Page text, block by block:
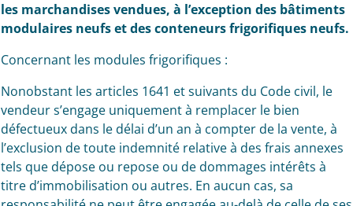
les marchandises vendues, à l’exception des bâtiments
modulaires neufs et des conteneurs frigorifiques neufs.
Concernant les modules frigorifiques :
Nonobstant les articles 1641 et suivants du Code civil, le
vendeur s’engage uniquement à remplacer le bien
défectueux dans le délai d’un an à compter de la vente, à
l’exclusion de toute indemnité relative à des frais annexes
tels que dépose ou repose ou de dommages intérêts à
titre d’immobilisation ou autres. En aucun cas, sa